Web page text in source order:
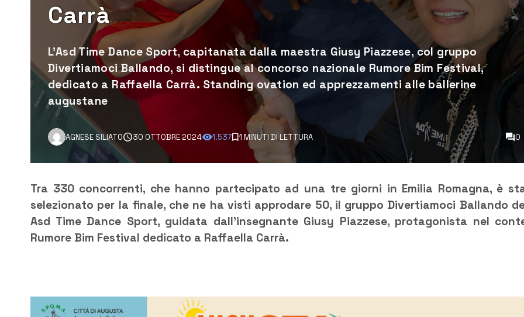
Carrà
L'Asd Time Dance Sport, capitanata dalla maestra Giusy Piazzese, col gruppo
Divertiamoci Ballando, si distingue al concorso nazionale Rumore Bim Festival,
dedicato a Raffaella Carrà. Standing ovation ed apprezzamenti alle ballerine
augustane
AGNESE SILIATO 30 OTTOBRE 2024 1.537 1 MINUTI DI LETTURA 0
Tra 330 concorrenti, che hanno partecipato ad una tre giorni in Emilia Romagna, è
selezionato per la finale, che ne ha visti approdare 50, il gruppo Divertiamoci Ballando
Asd Time Dance Sport, guidata dall’insegnante Giusy Piazzese, protagonista nel
Rumore Bim Festival dedicato a Raffaella Carrà.